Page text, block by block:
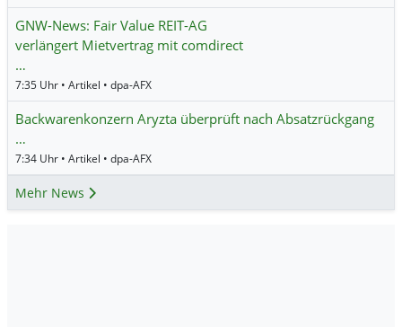
GNW-News: Fair Value REIT-AG
verlängert Mietvertrag mit comdirect
…
7:35 Uhr • Artikel • dpa-AFX
Backwarenkonzern Aryzta überprüft nach Absatzrückgang
…
7:34 Uhr • Artikel • dpa-AFX
Mehr News